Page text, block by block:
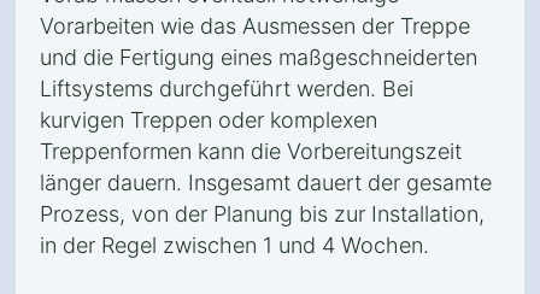
Vorarbeiten wie das Ausmessen der Treppe
und die Fertigung eines maßgeschneiderten
Liftsystems durchgeführt werden. Bei
kurvigen Treppen oder komplexen
Treppenformen kann die Vorbereitungszeit
länger dauern. Insgesamt dauert der gesamte
Prozess, von der Planung bis zur Installation,
in der Regel zwischen 1 und 4 Wochen.